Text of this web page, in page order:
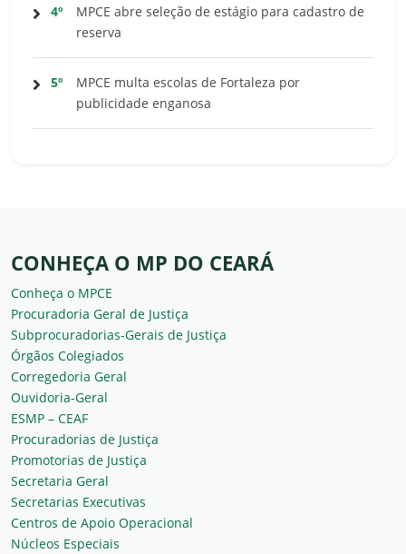
4º
MPCE abre seleção de estágio para cadastro de
reserva
5º
MPCE multa escolas de Fortaleza por
publicidade enganosa
CONHEÇA O MP DO CEARÁ
Conheça o MPCE
Procuradoria Geral de Justiça
Subprocuradorias-Gerais de Justiça
Órgãos Colegiados
Corregedoria Geral
Ouvidoria-Geral
ESMP – CEAF
Procuradorias de Justiça
Promotorias de Justiça
Secretaria Geral
Secretarias Executivas
Centros de Apoio Operacional
Núcleos Especiais